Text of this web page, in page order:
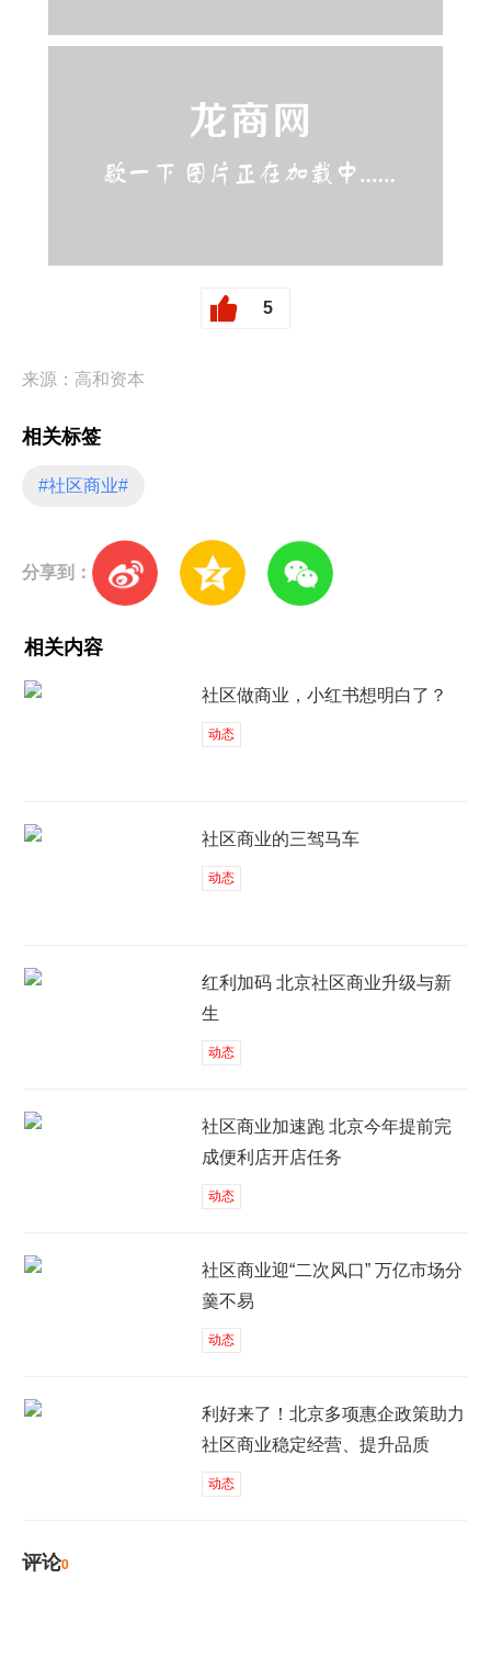
5
来源：高和资本
相关标签
#社区商业#
分享到：
相关内容
社区做商业，小红书想明白了？
动态
社区商业的三驾马车
动态
红利加码 北京社区商业升级与新
生
动态
社区商业加速跑 北京今年提前完
成便利店开店任务
动态
社区商业迎“二次风口” 万亿市场分
羹不易
动态
利好来了！北京多项惠企政策助力
社区商业稳定经营、提升品质
动态
评论0